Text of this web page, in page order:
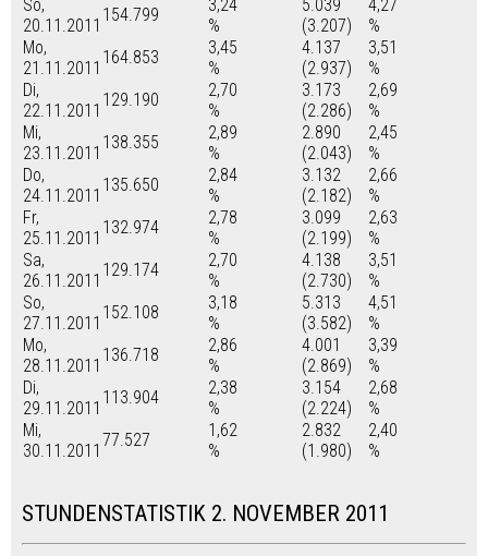
So,
20.11.2011
154.799
3,24
%
5.039
(3.207)
4,27
%
Mo,
21.11.2011
164.853
3,45
%
4.137
(2.937)
3,51
%
Di,
22.11.2011
129.190
2,70
%
3.173
(2.286)
2,69
%
Mi,
23.11.2011
138.355
2,89
%
2.890
(2.043)
2,45
%
Do,
24.11.2011
135.650
2,84
%
3.132
(2.182)
2,66
%
Fr,
25.11.2011
132.974
2,78
%
3.099
(2.199)
2,63
%
Sa,
26.11.2011
129.174
2,70
%
4.138
(2.730)
3,51
%
So,
27.11.2011
152.108
3,18
%
5.313
(3.582)
4,51
%
Mo,
28.11.2011
136.718
2,86
%
4.001
(2.869)
3,39
%
Di,
29.11.2011
113.904
2,38
%
3.154
(2.224)
2,68
%
Mi,
30.11.2011
77.527
1,62
%
2.832
(1.980)
2,40
%
STUNDENSTATISTIK 2. NOVEMBER 2011